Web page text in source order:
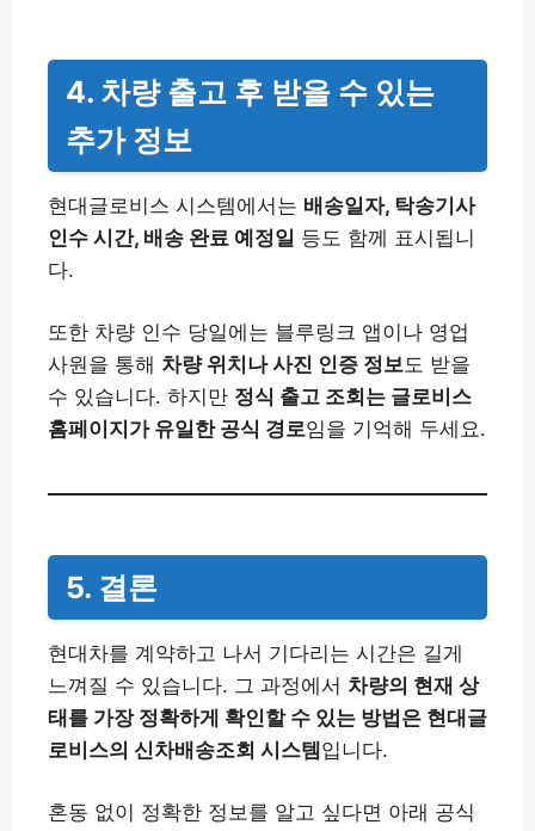
4. 차량 출고 후 받을 수 있는
추가 정보
현대글로비스 시스템에서는 배송일자, 탁송기사
인수 시간, 배송 완료 예정일 등도 함께 표시됩니
다.
또한 차량 인수 당일에는 블루링크 앱이나 영업
사원을 통해 차량 위치나 사진 인증 정보도 받을
수 있습니다. 하지만 정식 출고 조회는 글로비스
홈페이지가 유일한 공식 경로임을 기억해 두세요.
5. 결론
현대차를 계약하고 나서 기다리는 시간은 길게
느껴질 수 있습니다. 그 과정에서 차량의 현재 상
태를 가장 정확하게 확인할 수 있는 방법은 현대글
로비스의 신차배송조회 시스템 입니다.
혼동 없이 정확한 정보를 알고 싶다면 아래 공식